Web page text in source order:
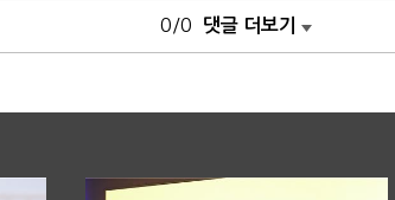
0/0 댓글 더보기